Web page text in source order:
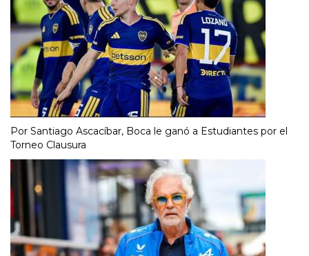
Por Santiago Ascacíbar, Boca le ganó a Estudiantes por el
Torneo Clausura